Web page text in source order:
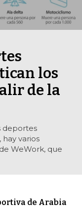
los
de la
deportes
varios
WeWork, que
de Arabia